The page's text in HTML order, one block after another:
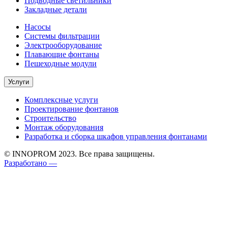
Закладные детали
Насосы
Системы фильтрации
Электрооборудование
Плавающие фонтаны
Пешеходные модули
Услуги
Комплексные услуги
Проектирование фонтанов
Строительство
Монтаж оборудования
Разработка и сборка шкафов управления фонтанами
© INNOPROM 2023. Все права защищены.
Разработано —